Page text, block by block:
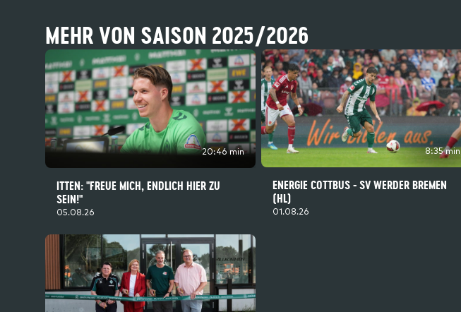
MEHR VON SAISON 2025/2026
20:46 min
ITTEN: "FREUE MICH, ENDLICH HIER ZU
SEIN!"
05.08.26
8:35 min
ENERGIE COTTBUS - SV WERDER BREMEN
(HL)
01.08.26